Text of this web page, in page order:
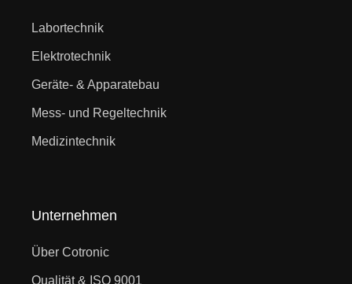
Labortechnik
Elektrotechnik
Geräte- & Apparatebau
Mess- und Regeltechnik
Medizintechnik
Unternehmen
Über Cotronic
Qualität & ISO 9001